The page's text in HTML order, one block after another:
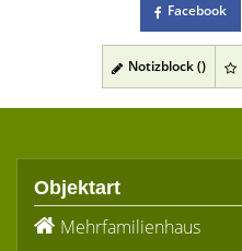
Facebook
Notizblock ()
Objektart
Mehrfamilienhaus